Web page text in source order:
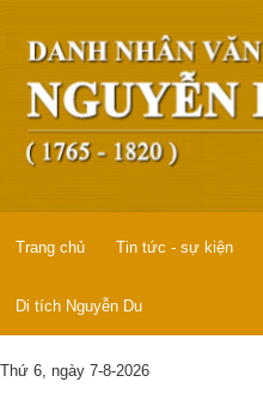
Trang chủ Tin tức - sự kiện
Di tích Nguyễn Du
Thứ 6, ngày 7-8-2026